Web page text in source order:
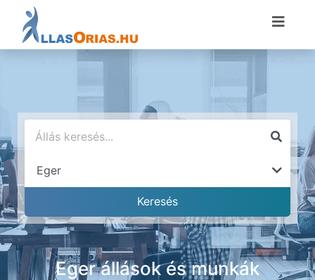
Eger állások és munkák